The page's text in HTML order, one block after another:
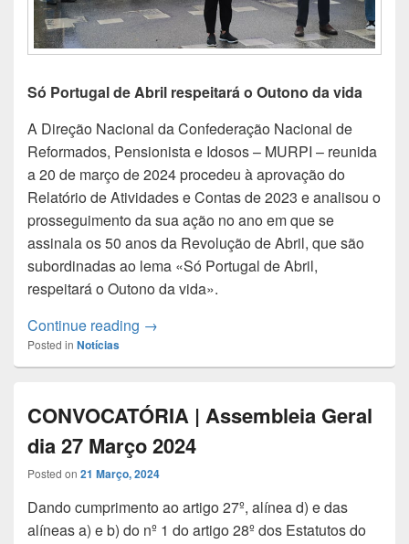
Só Portugal de Abril respeitará o Outono da vida
A Direção Nacional da Confederação Nacional de
Reformados, Pensionista e Idosos – MURPI – reunida
a 20 de março de 2024 procedeu à aprovação do
Relatório de Atividades e Contas de 2023 e analisou o
prosseguimento da sua ação no ano em que se
assinala os 50 anos da Revolução de Abril, que são
subordinadas ao lema «Só Portugal de Abril,
respeitará o Outono da vida».
Continue reading Melhores pensões, mais saúde, fruição
→
Posted in Notícias
CONVOCATÓRIA | Assembleia Geral
dia 27 Março 2024
Posted on 21 Março, 2024
Dando cumprimento ao artigo 27º, alínea d) e das
alíneas a) e b) do nº 1 do artigo 28º dos Estatutos do